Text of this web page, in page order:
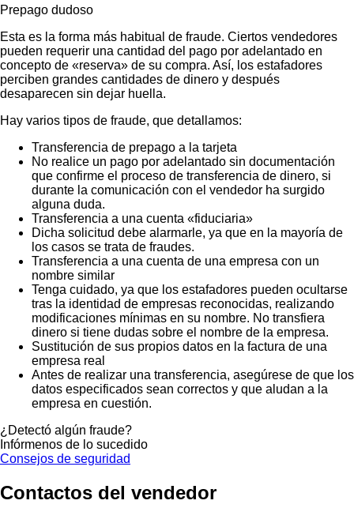
Prepago dudoso
Esta es la forma más habitual de fraude. Ciertos vendedores
pueden requerir una cantidad del pago por adelantado en
concepto de «reserva» de su compra. Así, los estafadores
perciben grandes cantidades de dinero y después
desaparecen sin dejar huella.
Hay varios tipos de fraude, que detallamos:
Transferencia de prepago a la tarjeta
No realice un pago por adelantado sin documentación
que confirme el proceso de transferencia de dinero, si
durante la comunicación con el vendedor ha surgido
alguna duda.
Transferencia a una cuenta «fiduciaria»
Dicha solicitud debe alarmarle, ya que en la mayoría de
los casos se trata de fraudes.
Transferencia a una cuenta de una empresa con un
nombre similar
Tenga cuidado, ya que los estafadores pueden ocultarse
tras la identidad de empresas reconocidas, realizando
modificaciones mínimas en su nombre. No transfiera
dinero si tiene dudas sobre el nombre de la empresa.
Sustitución de sus propios datos en la factura de una
empresa real
Antes de realizar una transferencia, asegúrese de que los
datos especificados sean correctos y que aludan a la
empresa en cuestión.
¿Detectó algún fraude?
Infórmenos de lo sucedido
Consejos de seguridad
Contactos del vendedor